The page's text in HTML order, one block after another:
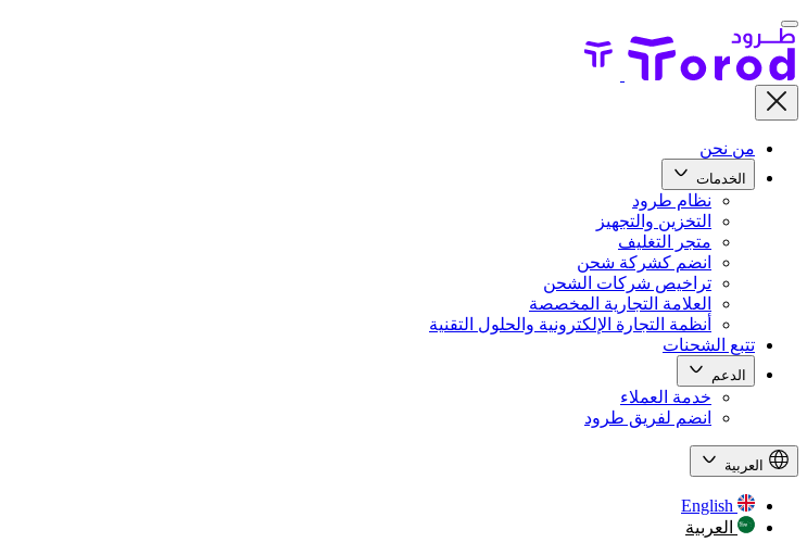
من نحن
الخدمات
نظام طرود
التخزين والتجهيز
متجر التغليف
انضم كشركة شحن
تراخيص شركات الشحن
العلامة التجارية المخصصة
أنظمة التجارة الإلكترونية والحلول التقنية
تتبع الشحنات
الدعم
خدمة العملاء
انضم لفريق طرود
العربية
English
العربية